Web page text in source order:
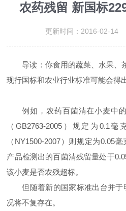
农药残留 新国标
更新时间：2016-02-
导读：你食用的蔬菜、水果、
现行国标和农业行业标准可能会得
例如，农药百菌清在小麦中
（GB2763-2005）规定为0.1
（NY1500-2007）则规定为0.05
产品检测出的百菌清残留量处于
该小麦是否农残超标。
但随着新的国家标准出台并
况将不复存在。